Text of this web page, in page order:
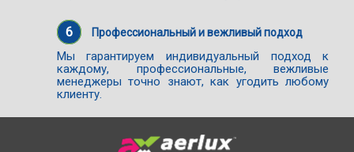
6 Профессиональный и вежливый подход
Мы гарантируем индивидуальный подход к
каждому, профессиональные, вежливые
менеджеры точно знают, как угодить любому
клиенту.